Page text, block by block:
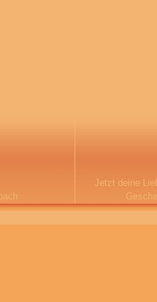
Jetzt deine